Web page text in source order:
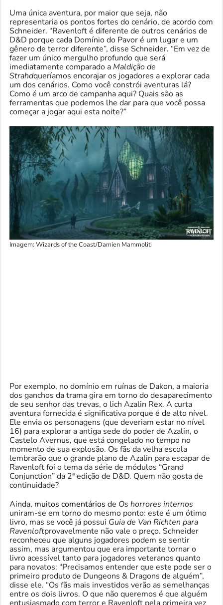
Uma única aventura, por maior que seja, não
representaria os pontos fortes do cenário, de acordo com
Schneider. “Ravenloft é diferente de outros cenários de
D&D porque cada Domínio do Pavor é um lugar e um
gênero de terror diferente”, disse Schneider. “Em vez de
fazer um único mergulho profundo que será
imediatamente comparado a Maldição de
Strahdqueríamos encorajar os jogadores a explorar cada
um dos cenários. Como você constrói aventuras lá?
Como é um arco de campanha aqui? Quais são as
ferramentas que podemos lhe dar para que você possa
começar a jogar aqui esta noite?”
Imagem: Wizards of the Coast/Damien Mammoliti
Por exemplo, no domínio em ruínas de Dakon, a maioria
dos ganchos da trama gira em torno do desaparecimento
de seu senhor das trevas, o lich Azalin Rex. A curta
aventura fornecida é significativa porque é de alto nível.
Ele envia os personagens (que deveriam estar no nível
16) para explorar a antiga sede do poder de Azalin, o
Castelo Avernus, que está congelado no tempo no
momento de sua explosão. Os fãs da velha escola
lembrarão que o grande plano de Azalin para escapar de
Ravenloft foi o tema da série de módulos “Grand
Conjunction” da 2ª edição de D&D. Quem não gosta de
continuidade?
Ainda, muitos comentários de Os horrores internos
uniram-se em torno do mesmo ponto: este é um ótimo
livro, mas se você já possui Guia de Van Richten para
Ravenloftprovavelmente não vale o preço. Schneider
reconheceu que alguns jogadores podem se sentir
assim, mas argumentou que era importante tornar o
livro acessível tanto para jogadores veteranos quanto
para novatos: “Precisamos entender que este pode ser o
primeiro produto de Dungeons & Dragons de alguém”,
disse ele. “Os fãs mais investidos verão as semelhanças
entre os dois livros. O que não queremos é que alguém